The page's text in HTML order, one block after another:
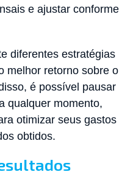
e ajustar conforme
diferentes estratégias
melhor retorno sobre o
é possível pausar
qualquer momento,
otimizar seus gastos
obtidos.